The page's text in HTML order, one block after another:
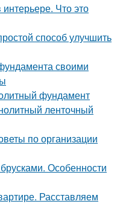
Что это
способ улучшить
своими
фундамент
ленточный
по организации
Особенности
Расставляем